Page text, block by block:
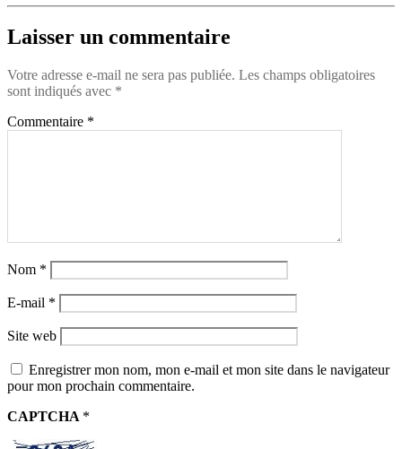
Laisser un commentaire
Votre adresse e-mail ne sera pas publiée. Les champs obligatoires
sont indiqués avec *
Commentaire *
Nom *
E-mail *
Site web
Enregistrer mon nom, mon e-mail et mon site dans le navigateur
pour mon prochain commentaire.
CAPTCHA *